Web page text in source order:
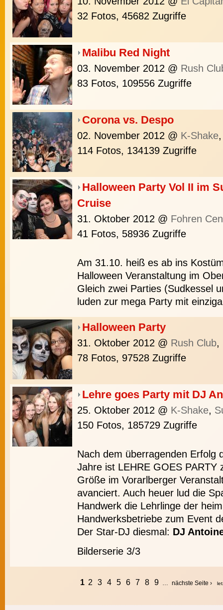
32 Fotos, 45682 Zugriffe
Malibu Red Night
03. November 2012 @ Rush
83 Fotos, 109556 Zugriffe
Corona vs. Despo
02. November 2012 @ K-Shake
114 Fotos, 134139 Zugriffe
Halloween Party Vol II im
Cruise
31. Oktober 2012 @ Fohren
41 Fotos, 58936 Zugriffe
Am 31.10. heiß es ab ins
Halloween Veranstaltung im
Gleich zwei Parties (Sudkessel
luden zur mega Party mit
Halloween Party
31. Oktober 2012 @ Rush Club,
78 Fotos, 97528 Zugriffe
Lehre goes Party mit DJ
25. Oktober 2012 @ K-Shake,
150 Fotos, 185729 Zugriffe
Nach dem überragenden Erfolg
Jahre ist LEHRE GOES PARTY
Größe im Vorarlberger
avanciert. Auch heuer lud die
Handwerk die Lehrlinge der
Handwerksbetriebe zum Event
Der Star-DJ diesmal: DJ
Bilderserie 3/3
1 2 3 4 5 6 7 8 9 … nächste Seite ›